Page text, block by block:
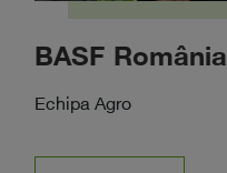
BASF România
Echipa Agro